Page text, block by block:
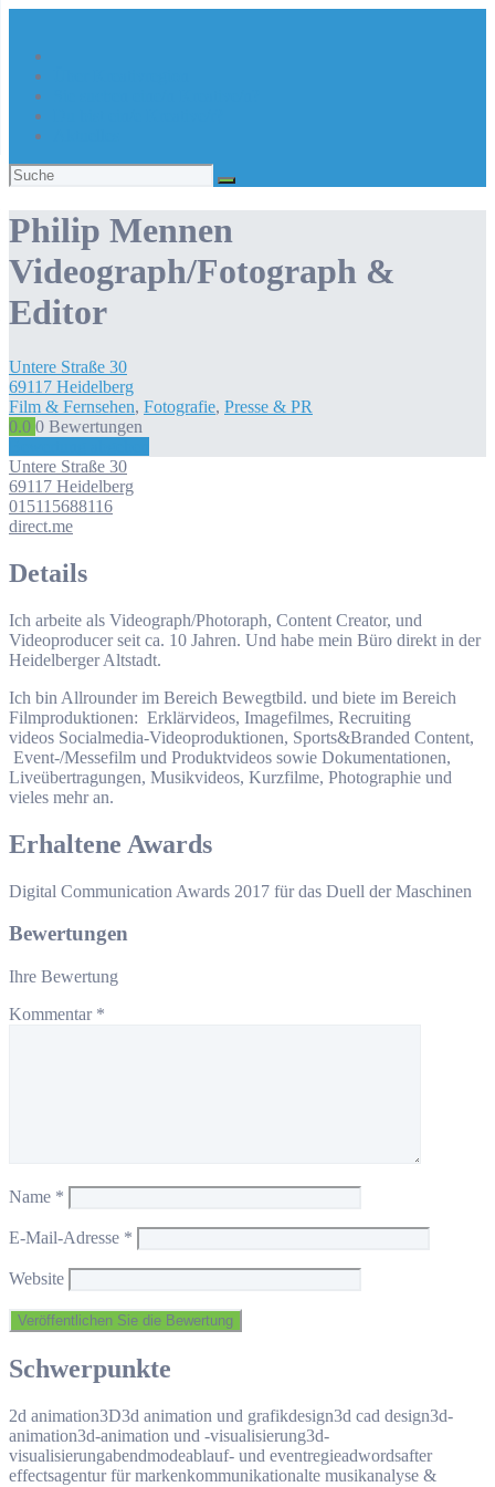
Suchen
nach:
Philip Mennen
Videograph/Fotograph &
Editor
Untere Straße 30
69117 Heidelberg
Film & Fernsehen, Fotografie, Presse & PR
0.0 0 Bewertungen
Untere Straße 30
69117 Heidelberg
015115688116
direct.me
Details
Ich arbeite als Videograph/Photoraph, Content Creator, und
Videoproducer seit ca. 10 Jahren. Und habe mein Büro direkt in der
Heidelberger Altstadt.
Ich bin Allrounder im Bereich Bewegtbild. und biete im Bereich
Filmproduktionen: Erklärvideos, Imagefilmes, Recruiting
videos Socialmedia-Videoproduktionen, Sports&Branded Content,
Event-/Messefilm und Produktvideos sowie Dokumentationen,
Liveübertragungen, Musikvideos, Kurzfilme, Photographie und
vieles mehr an.
Erhaltene Awards
Digital Communication Awards 2017 für das Duell der Maschinen
Bewertungen
Ihre Bewertung
Kommentar *
Name *
E-Mail-Adresse *
Website
Schwerpunkte
2d animation3D3d animation und grafikdesign3d cad design3d-
animation3d-animation und -visualisierung3d-
visualisierungabendmodeablauf- und eventregieadwordsafter
effectsagentur für markenkommunikationalte musikanalyse &